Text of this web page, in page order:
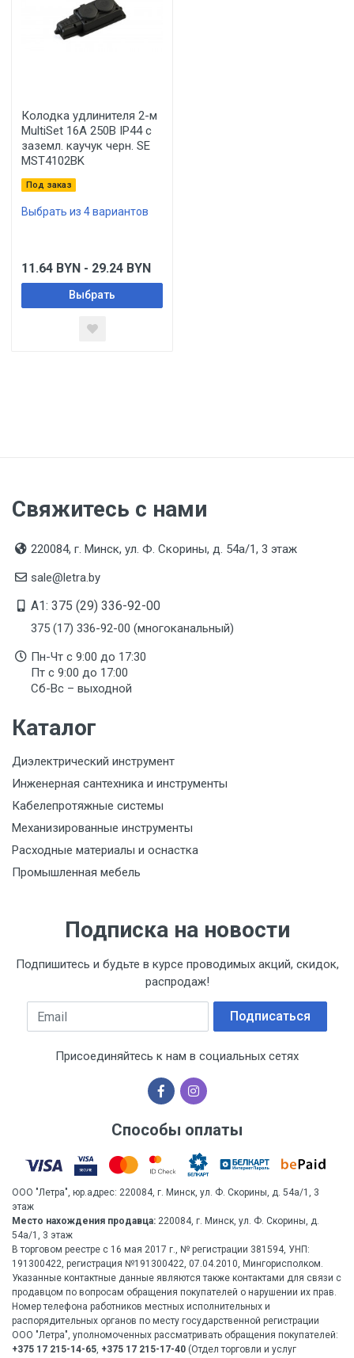
Колодка удлинителя 2-м
MultiSet 16А 250В IP44 с
заземл. каучук черн. SE
MST4102BK
Под заказ
Выбрать из 4 вариантов
11.64 BYN - 29.24 BYN
Выбрать
Свяжитесь с нами
220084, г. Минск, ул. Ф. Скорины, д. 54а/1, 3 этаж
sale@letra.by
A1: 375 (29) 336-92-00
375 (17) 336-92-00 (многоканальный)
Пн-Чт с 9:00 до 17:30
Пт с 9:00 до 17:00
Сб-Вс – выходной
Каталог
Диэлектрический инструмент
Инженерная сантехника и инструменты
Кабелепротяжные системы
Механизированные инструменты
Расходные материалы и оснастка
Промышленная мебель
Подписка на новости
Подпишитесь и будьте в курсе проводимых акций, скидок,
распродаж!
Email Подписаться
Присоединяйтесь к нам в социальных сетях
Способы оплаты
ООО "Летра", юр.адрес: 220084, г. Минск, ул. Ф. Скорины, д. 54а/1, 3
этаж
Место нахождения продавца: 220084, г. Минск, ул. Ф. Скорины, д.
54а/1, 3 этаж
В торговом реестре с 16 мая 2017 г., № регистрации 381594, УНП:
191300422, регистрация №191300422, 07.04.2010, Мингорисполком.
Указанные контактные данные являются также контактами для связи с
продавцом по вопросам обращения покупателей о нарушении их прав.
Номер телефона работников местных исполнительных и
распорядительных органов по месту государственной регистрации
ООО "Летра", уполномоченных рассматривать обращения покупателей:
+375 17 215-14-65, +375 17 215-17-40 (Отдел торговли и услуг